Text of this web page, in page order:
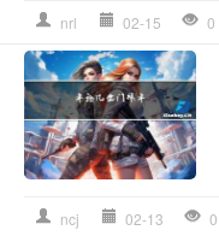
nrl 02-15 0
ncj 02-13 0